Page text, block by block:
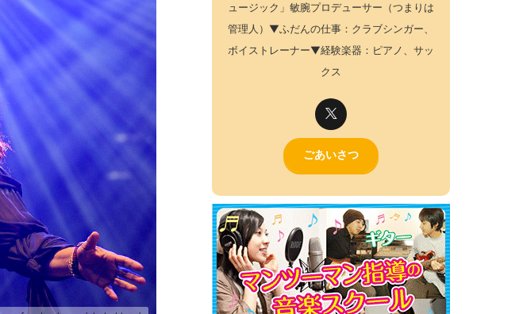
ュージック」敏腕プロデューサー（つまりは
管理人）▼ふだんの仕事：クラブシンガー、
ボイストレーナー▼経験楽器：ピアノ、サッ
クス
ごあいさつ